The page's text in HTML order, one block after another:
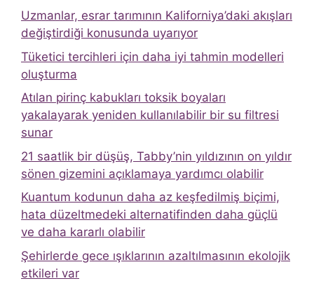
Uzmanlar, esrar tarımının Kaliforniya’daki akışları
değiştirdiği konusunda uyarıyor
Tüketici tercihleri ​​için daha iyi tahmin modelleri
oluşturma
Atılan pirinç kabukları toksik boyaları
yakalayarak yeniden kullanılabilir bir su filtresi
sunar
21 saatlik bir düşüş, Tabby’nin yıldızının on yıldır
sönen gizemini açıklamaya yardımcı olabilir
Kuantum kodunun daha az keşfedilmiş biçimi,
hata düzeltmedeki alternatifinden daha güçlü
ve daha kararlı olabilir
Şehirlerde gece ışıklarının azaltılmasının ekolojik
etkileri var